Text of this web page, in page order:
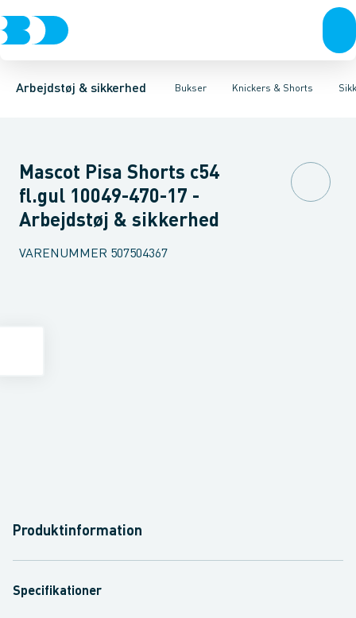
Arbejdstøj & sikkerhed Bukser
Trøjer & t-shirtsBukser Overtøj & huer Undertøj & sokker Sko
Knickers & Shorts
BukserKnickers & Shorts OverallsKedeldragterKnæskånere
Knickers med hængelommerKnickers med lårlommer
Mascot Pisa Shorts c54
fl.gul 10049-470-17 -
Arbejdstøj & sikkerhed
VARENUMMER 507504367
Produktinformation
Specifikationer